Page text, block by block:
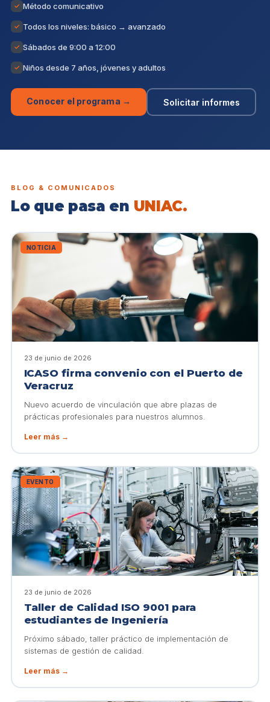
✓ Método comunicativo
✓ Todos los niveles: básico → avanzado
✓ Sábados de 9:00 a 12:00
✓ Niños desde 7 años, jóvenes y adultos
Conocer el programa → Solicitar informes
BLOG & COMUNICADOS
Lo que pasa en UNIAC.
NOTICIA
23 de junio de 2026
ICASO firma convenio con el Puerto de
Veracruz
Nuevo acuerdo de vinculación que abre plazas de
prácticas profesionales para nuestros alumnos.
Leer más →
EVENTO
23 de junio de 2026
Taller de Calidad ISO 9001 para
estudiantes de Ingeniería
Próximo sábado, taller práctico de implementación de
sistemas de gestión de calidad.
Leer más →